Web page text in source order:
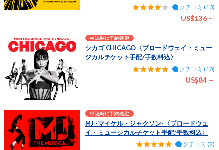
クチコミ (13)
US$136～
申込時に予約確定
シカゴ CHICAGO〈ブロードウェイ・ミュー
ジカルチケット手配/手数料込〉
クチコミ (10)
US$84～
申込時に予約確定
MJ -マイケル・ジャクソン-〈ブロードウェ
イ・ミュージカルチケット手配/手数料込〉
クチコミ (2)